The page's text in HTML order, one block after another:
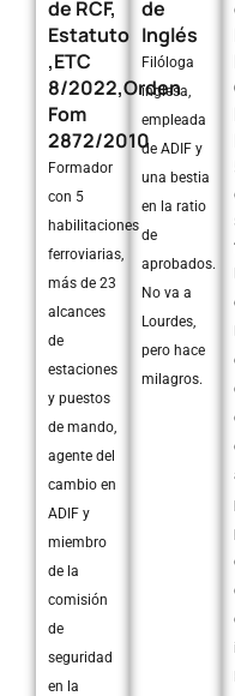
de RCF,
Estatuto
,ETC
8/2022,Orden
Fom
2872/2010
Formador
con 5
habilitaciones
ferroviarias,
más de 23
alcances
de
estaciones
y puestos
de mando,
agente del
cambio en
ADIF y
miembro
de la
comisión
de
seguridad
en la
de
Inglés
Filóloga
inglesa,
empleada
de ADIF y
una bestia
en la ratio
de
aprobados.
No va a
Lourdes,
pero hace
milagros.